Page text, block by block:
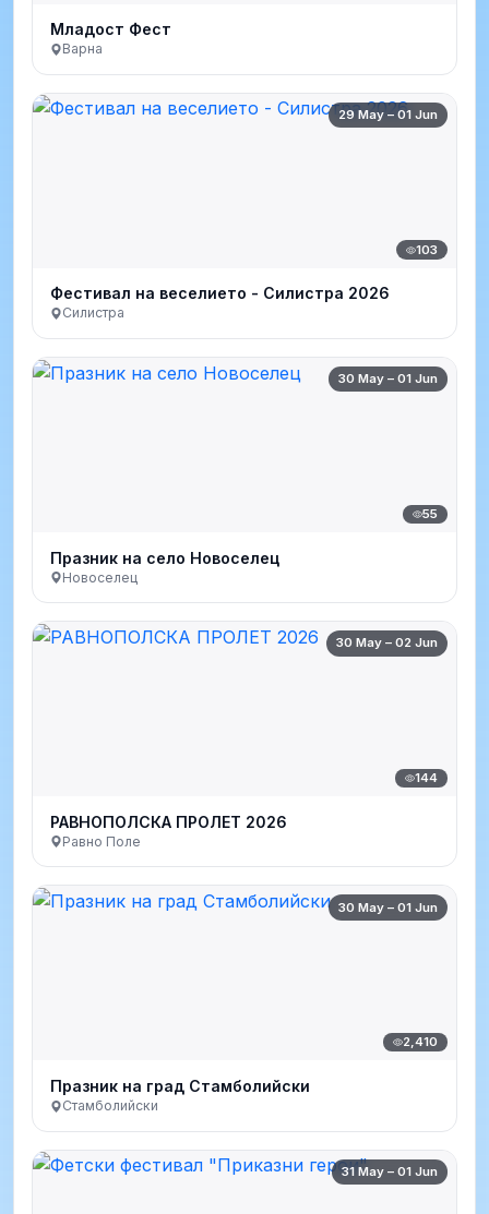
Младост Фест
Варна
29 May – 01 Jun
103
Фестивал на веселието - Силистра 2026
Силистра
30 May – 01 Jun
55
Празник на село Новоселец
Новоселец
30 May – 02 Jun
144
РАВНОПОЛСКА ПРОЛЕТ 2026
Равно Поле
30 May – 01 Jun
2,410
Празник на град Стамболийски
Стамболийски
31 May – 01 Jun